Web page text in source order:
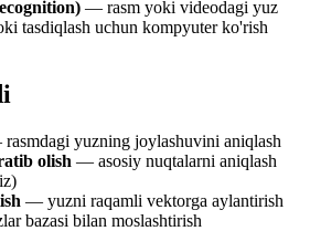
— rasm yoki videodagi yuz
tasdiqlash uchun kompyuter ko'rish
yuzning joylashuvini aniqlash
olish — asosiy nuqtalarni aniqlash
— yuzni raqamli vektorga aylantirish
bazasi bilan moslashtirish